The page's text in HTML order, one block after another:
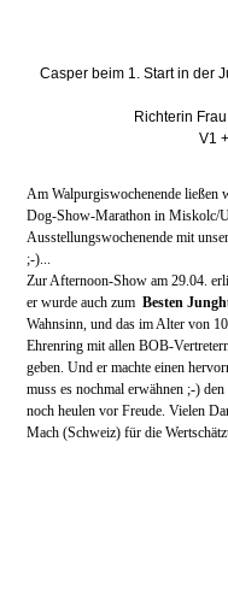
Casper beim 1. Start in der
Richterin Frau
V1
Am Walpurgiswochenende ließen
Dog-Show-Marathon in Miskolc/
Ausstellungswochenende mit
;-)...
Zur Afternoon-Show am 29.04.
er wurde auch zumBesten
Wahnsinn, und das im Alter von
Ehrenring mit allen BOB-
geben. Und er machte einen
muss es nochmal erwähnen ;-) den
noch heulen vor Freude. Vielen
Mach (Schweiz) für die